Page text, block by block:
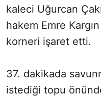
kaleci Uğurcan
hakem Emre
korneri işaret etti.
37. dakikada
istediği topu